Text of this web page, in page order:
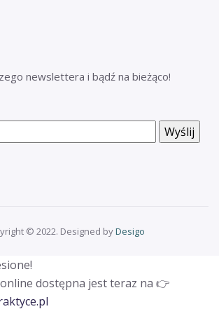
newslettera i bądź na bieżąco!
© 2022. Designed byDesigo
dostępna jest teraz na 👉